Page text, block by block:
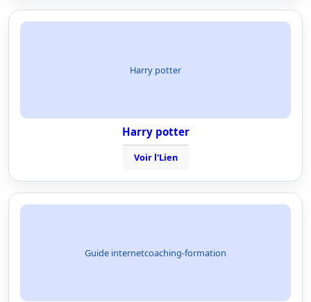
Harry potter
Harry potter
Voir l'Lien
Guide internetcoaching-formation